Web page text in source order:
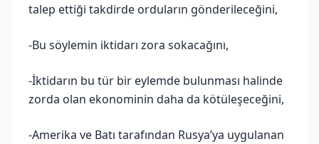
talep ettiği takdirde orduların gönderileceğini,
-Bu söylemin iktidarı zora sokacağını,
-İktidarın bu tür bir eylemde bulunması halinde
zorda olan ekonominin daha da kötüleşeceğini,
-Amerika ve Batı tarafından Rusya’ya uygulanan